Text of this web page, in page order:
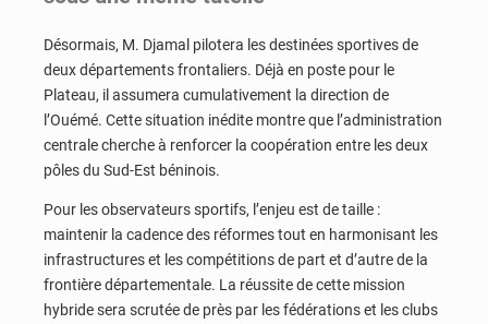
Désormais, M. Djamal pilotera les destinées sportives de
deux départements frontaliers. Déjà en poste pour le
Plateau, il assumera cumulativement la direction de
l’Ouémé. Cette situation inédite montre que l’administration
centrale cherche à renforcer la coopération entre les deux
pôles du Sud-Est béninois.
Pour les observateurs sportifs, l’enjeu est de taille :
maintenir la cadence des réformes tout en harmonisant les
infrastructures et les compétitions de part et d’autre de la
frontière départementale. La réussite de cette mission
hybride sera scrutée de près par les fédérations et les clubs